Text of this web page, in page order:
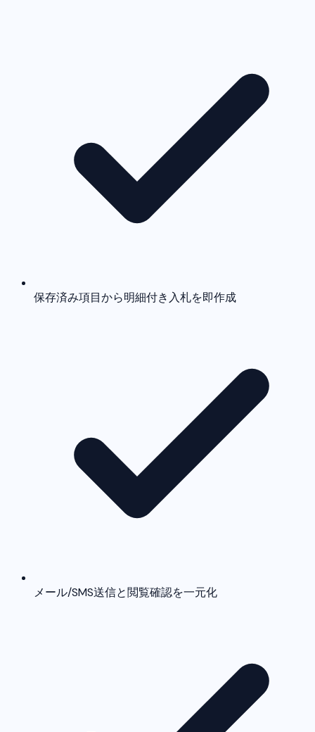
保存済み項目から明細付き入札を即作成
メール/SMS送信と閲覧確認を一元化